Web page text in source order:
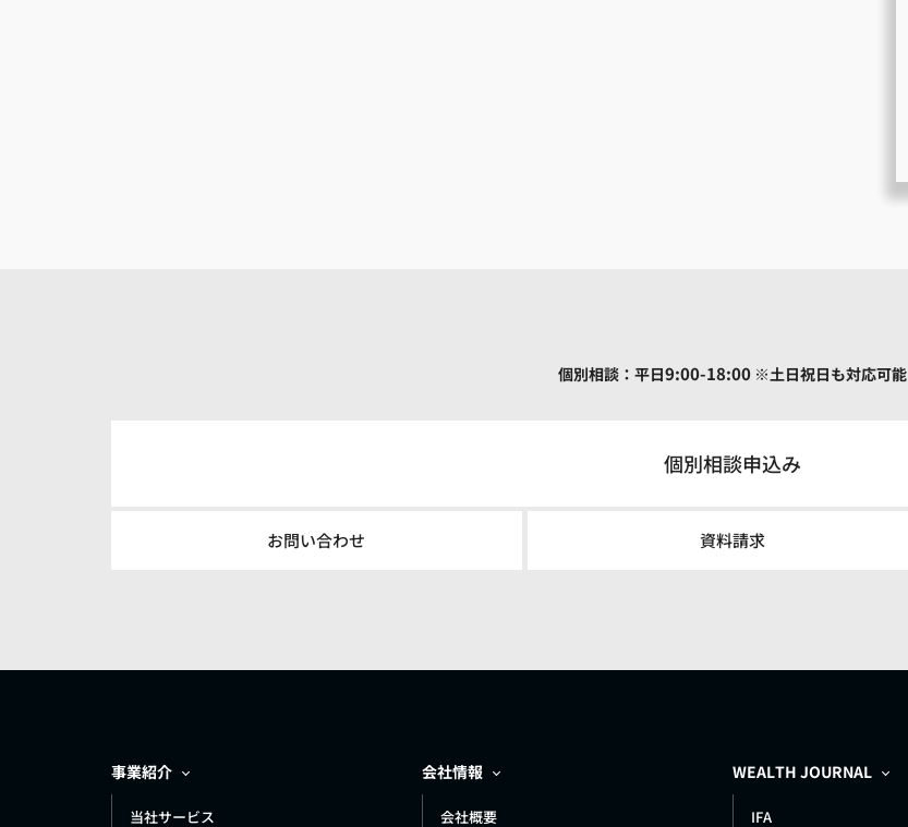
個別相談：平日9:00-18:00 ※土日祝日も対応可能
個別相談申込み
お問い合わせ 資料請求
事業紹介
当社サービス
会社情報
会社概要
WEALTH JOURNAL
IFA